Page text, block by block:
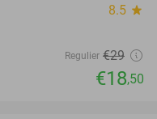
8.5 star
Regulier €29
€18,50